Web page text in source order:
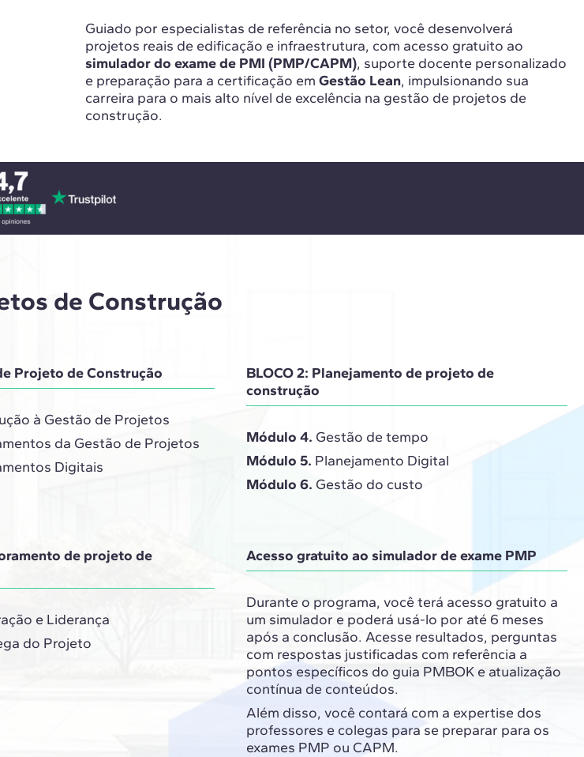
Guiado por especialistas de referência no setor, você desenvolverá
projetos reais de edificação e infraestrutura, com acesso gratuito ao
simulador do exame de PMI (PMP/CAPM), suporte docente personalizado
e preparação para a certificação em Gestão Lean, impulsionando sua
carreira para o mais alto nível de excelência na gestão de projetos de
construção.
de Construção
Projeto de Construção
à Gestão de Projetos
da Gestão de Projetos
Digitais
BLOCO 2: Planejamento de projeto de
construção
Módulo 4. Gestão de tempo
Módulo 5. Planejamento Digital
Módulo 6. Gestão do custo
de projeto de
e Liderança
do Projeto
Acesso gratuito ao simulador de exame PMP
Durante o programa, você terá acesso gratuito a
um simulador e poderá usá-lo por até 6 meses
após a conclusão. Acesse resultados, perguntas
com respostas justificadas com referência a
pontos específicos do guia PMBOK e atualização
contínua de conteúdos.
Além disso, você contará com a expertise dos
professores e colegas para se preparar para os
exames PMP ou CAPM.